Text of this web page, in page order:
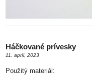
Háčkované prívesky
11. apríl, 2023
Použitý materiál: